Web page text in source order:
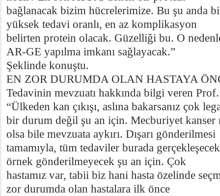
bağlanacak bizim hücrelerimize. Bu şu anda
yüksek tedavi oranlı, en az komplikasyon
belirten protein olacak. Güzelliği bu. O
AR-GE yapılma imkanı sağlayacak.”
Şeklinde konuştu.
EN ZOR DURUMDA OLAN HASTAYA
Tedavinin mevzuatı hakkında bilgi veren
“Ülkeden kan çıkışı, aslına bakarsanız çok
bir durum değil şu an için. Mecburiyet kanser
olsa bile mevzuata aykırı. Dışarı gönderilmesi
tamamıyla, tüm tedaviler burada
örnek gönderilmeyecek şu an için. Çok
hastamız var, tabii biz hani hasta özelinde
zor durumda olan hastalara ilk önce